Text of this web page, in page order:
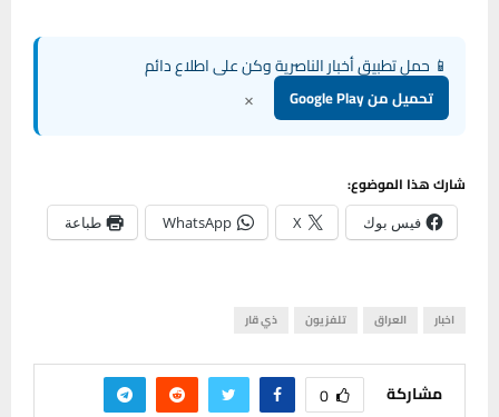
📱 حمل تطبيق أخبار الناصرية وكن على اطلاع دائم
تحميل من Google Play ×
شارك هذا الموضوع:
فيس بوك X
WhatsApp طباعة
اخبار العراق تلفزيون ذي قار
مشاركة 0